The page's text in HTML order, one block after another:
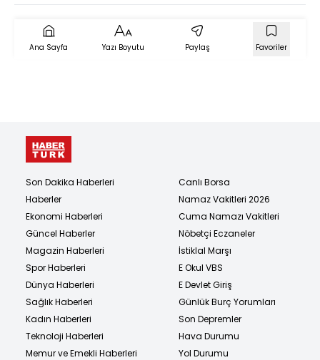
Ana Sayfa Yazı Boyutu Paylaş Favoriler
Son Dakika Haberleri
Haberler
Ekonomi Haberleri
Güncel Haberler
Magazin Haberleri
Spor Haberleri
Dünya Haberleri
Sağlık Haberleri
Kadın Haberleri
Teknoloji Haberleri
Memur ve Emekli Haberleri
Canlı Borsa
Namaz Vakitleri 2026
Cuma Namazı Vakitleri
Nöbetçi Eczaneler
İstiklal Marşı
E Okul VBS
E Devlet Giriş
Günlük Burç Yorumları
Son Depremler
Hava Durumu
Yol Durumu